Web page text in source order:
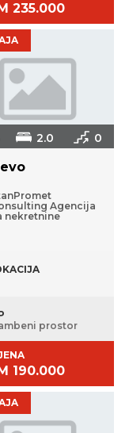
235.000
2.0 0
Agencija
nekretnine
prostor
190.000